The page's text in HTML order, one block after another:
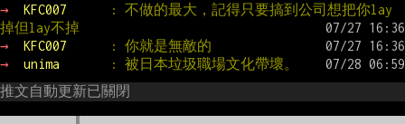
→ KFC007
: 不做的最大，記得只要搞到公司想把你lay
掉但lay不掉
→
KFC007
: 你就是無敵的
→
unima
: 被日本垃圾職場文化帶壞。
推文自動更新已關閉